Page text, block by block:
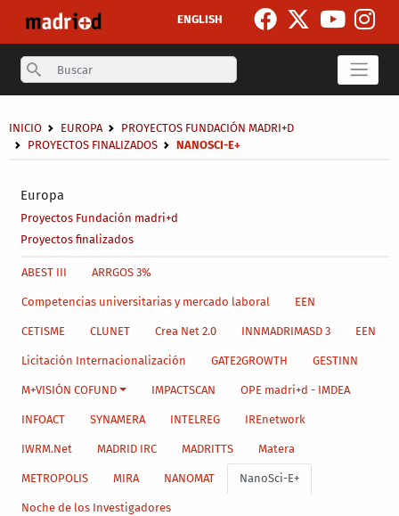
ENGLISH
Search
Europa
Proyectos Fundación madri+d
Proyectos finalizados
Sobrescribir enlaces de ayuda a la navegación
INICIO EUROPA
PROYECTOS FUNDACIÓN MADRI+D
PROYECTOS FINALIZADOS
NANOSCI-E+
Main menu level 4
ABEST III ARRGOS 3%
Competencias universitarias y mercado laboral EEN
CETISME CLUNET Crea Net 2.0 INNMADRIMASD 3 EEN
Licitación Internacionalización GATE2GROWTH GESTINN
M+VISIÓN COFUND IMPACTSCAN OPE madri+d - IMDEA
INFOACT SYNAMERA INTELREG IREnetwork
IWRM.Net MADRID IRC MADRITTS Matera
METROPOLIS MIRA NANOMAT NanoSci-E+
Noche de los Investigadores